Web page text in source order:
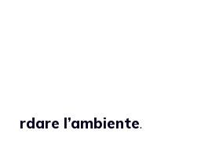
rdare l’ambiente.